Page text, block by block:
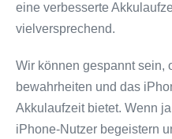
eine verbesserte
vielversprechend.
Wir können gespannt sein,
bewahrheiten und das
Akkulaufzeit bietet. Wenn
iPhone-Nutzer begeistern